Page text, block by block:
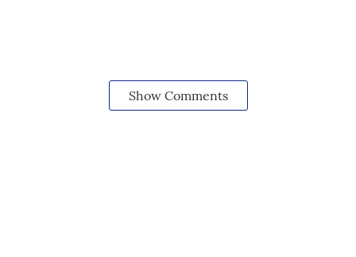
Show Comments